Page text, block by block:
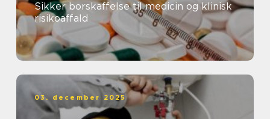
Sikker borskaffelse til medicin og klinisk
risikoaffald
03. december 2025